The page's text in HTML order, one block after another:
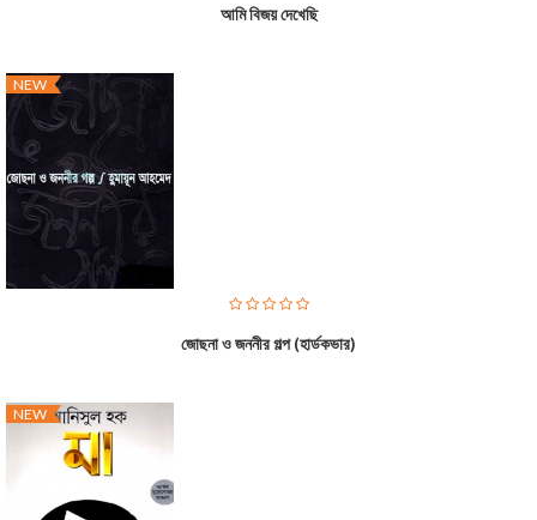
আমি বিজয় দেখেছি
NEW
জোছনা ও জননীর গল্প (হার্ডকভার)
NEW